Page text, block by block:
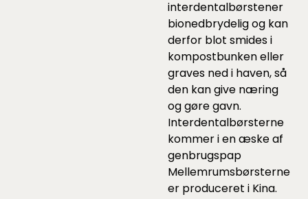
interdentalbørstener
bionedbrydelig og kan
derfor blot smides i
kompostbunken eller
graves ned i haven, så
den kan give næring
og gøre gavn.
Interdentalbørsterne
kommer i en æske af
genbrugspap
Mellemrumsbørsterne
er produceret i Kina.